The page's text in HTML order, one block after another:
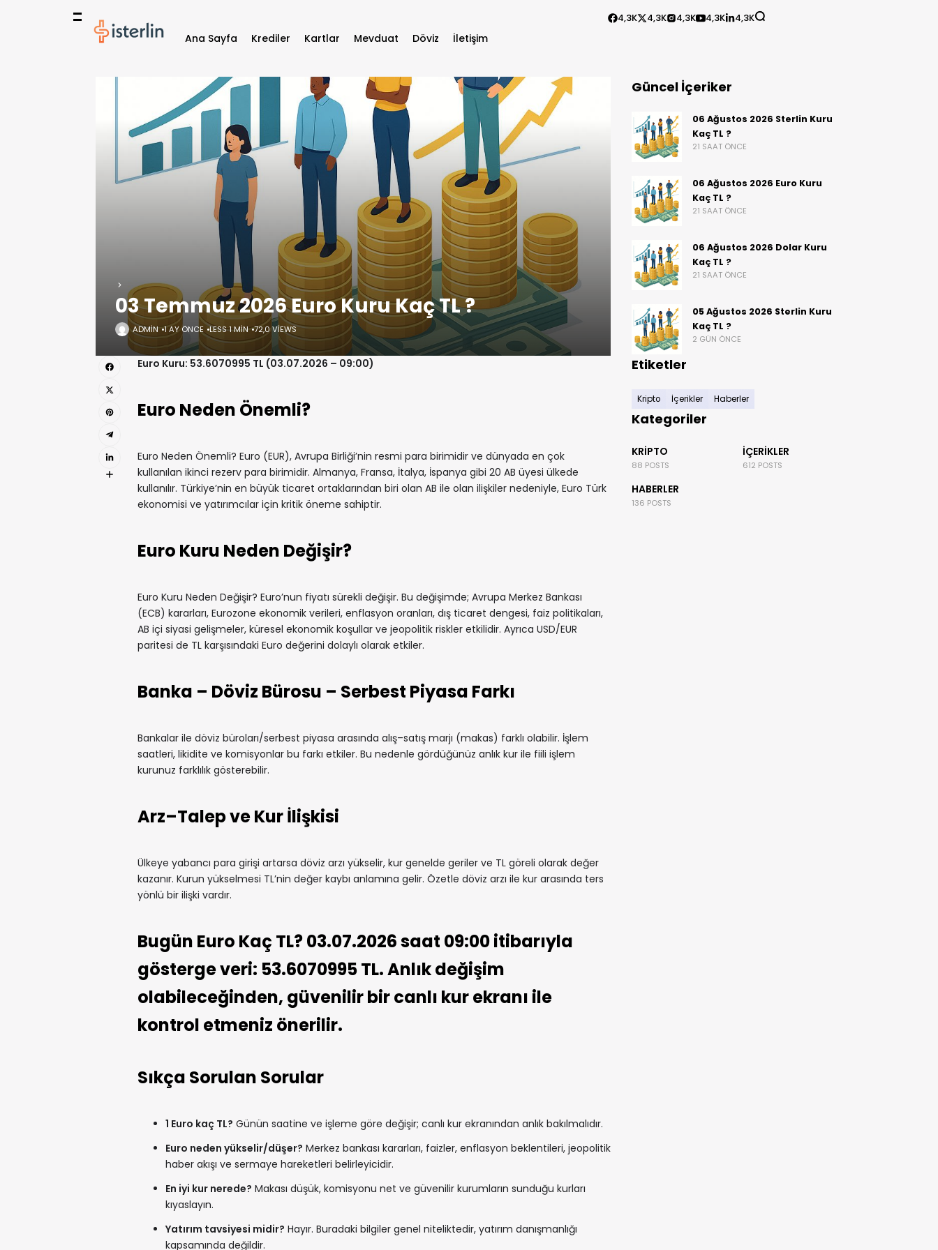
Ana Sayfa Krediler Kartlar Mevduat Döviz İletişim
4,3K 4,3K 4,3K 4,3K 4,3K
03 Temmuz 2026 Euro Kuru Kaç TL ?
ADMIN 1 AY ÖNCE LESS 1 MIN 72,0 VIEWS
Euro Kuru: 53.6070995 TL (03.07.2026 – 09:00)
Euro Neden Önemli?
Euro Neden Önemli? Euro (EUR), Avrupa Birliği’nin resmi para birimidir ve dünyada en çok
kullanılan ikinci rezerv para birimidir. Almanya, Fransa, İtalya, İspanya gibi 20 AB üyesi ülkede
kullanılır. Türkiye’nin en büyük ticaret ortaklarından biri olan AB ile olan ilişkiler nedeniyle, Euro Türk
ekonomisi ve yatırımcılar için kritik öneme sahiptir.
Euro Kuru Neden Değişir?
Euro Kuru Neden Değişir? Euro’nun fiyatı sürekli değişir. Bu değişimde; Avrupa Merkez Bankası
(ECB) kararları, Eurozone ekonomik verileri, enflasyon oranları, dış ticaret dengesi, faiz politikaları,
AB içi siyasi gelişmeler, küresel ekonomik koşullar ve jeopolitik riskler etkilidir. Ayrıca USD/EUR
paritesi de TL karşısındaki Euro değerini dolaylı olarak etkiler.
Banka – Döviz Bürosu – Serbest Piyasa Farkı
Bankalar ile döviz büroları/serbest piyasa arasında alış–satış marjı (makas) farklı olabilir. İşlem
saatleri, likidite ve komisyonlar bu farkı etkiler. Bu nedenle gördüğünüz anlık kur ile fiili işlem
kurunuz farklılık gösterebilir.
Arz–Talep ve Kur İlişkisi
Ülkeye yabancı para girişi artarsa döviz arzı yükselir, kur genelde geriler ve TL göreli olarak değer
kazanır. Kurun yükselmesi TL’nin değer kaybı anlamına gelir. Özetle döviz arzı ile kur arasında ters
yönlü bir ilişki vardır.
Bugün Euro Kaç TL? 03.07.2026 saat 09:00 itibarıyla
gösterge veri: 53.6070995 TL. Anlık değişim
olabileceğinden, güvenilir bir canlı kur ekranı ile
kontrol etmeniz önerilir.
Sıkça Sorulan Sorular
1 Euro kaç TL? Günün saatine ve işleme göre değişir; canlı kur ekranından anlık bakılmalıdır.
Euro neden yükselir/düşer? Merkez bankası kararları, faizler, enflasyon beklentileri, jeopolitik
haber akışı ve sermaye hareketleri belirleyicidir.
En iyi kur nerede? Makası düşük, komisyonu net ve güvenilir kurumların sunduğu kurları
kıyaslayın.
Yatırım tavsiyesi midir? Hayır. Buradaki bilgiler genel niteliktedir, yatırım danışmanlığı
kapsamında değildir.
Güncel İçeriker
06 Ağustos 2026 Sterlin Kuru
Kaç TL ?
21 SAAT ÖNCE
06 Ağustos 2026 Euro Kuru
Kaç TL ?
21 SAAT ÖNCE
06 Ağustos 2026 Dolar Kuru
Kaç TL ?
21 SAAT ÖNCE
05 Ağustos 2026 Sterlin Kuru
Kaç TL ?
2 GÜN ÖNCE
Etiketler
Kripto İçerikler Haberler
Kategoriler
KRIPTO
88 POSTS
İÇERIKLER
612 POSTS
HABERLER
136 POSTS